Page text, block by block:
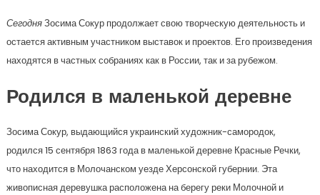
СегодняЗосима Сокур продолжает свою творческую деятельность и
остается активным участником выставок и проектов. Его произведения
находятся в частных собраниях как в России, так и за рубежом.
Родился в маленькой деревне
Зосима Сокур, выдающийся украинский художник-самородок,
родился 15 сентября 1863 года в маленькой деревне Красные Речки,
что находится в Молочанском уезде Херсонской губернии. Эта
живописная деревушка расположена на берегу реки Молочной и